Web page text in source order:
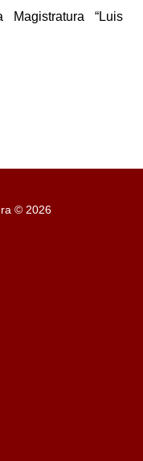
“Luis
© 2026